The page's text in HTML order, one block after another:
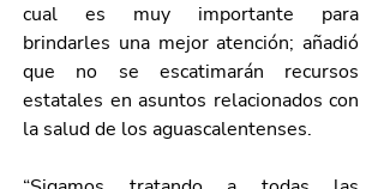
cual es muy importante para
brindarles una mejor atención; añadió
que no se escatimarán recursos
estatales en asuntos relacionados con
la salud de los aguascalentenses.